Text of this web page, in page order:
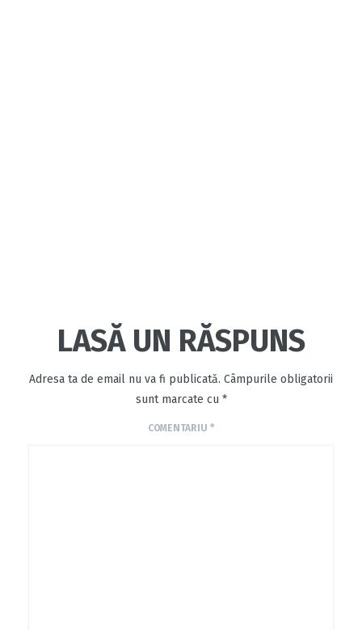
LASĂ UN RĂSPUNS
Adresa ta de email nu va fi publicată. Câmpurile obligatorii
sunt marcate cu *
COMENTARIU *